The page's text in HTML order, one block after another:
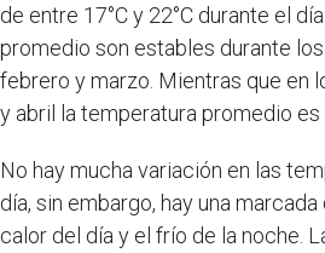
de entre 17°C y 22°C durante el
promedio son estables durante
febrero y marzo. Mientras que en
y abril la temperatura promedio es
No hay mucha variación en las
día, sin embargo, hay una
calor del día y el frío de la noche.